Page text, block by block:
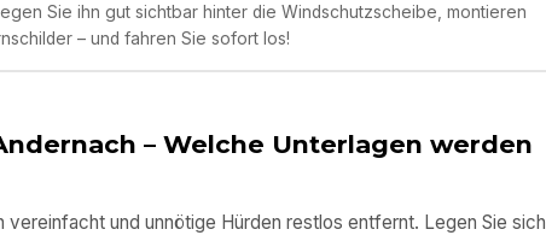
Sie ihn gut sichtbar hinter die Windschutzscheibe, montieren
– und fahren Sie sofort los!
– Welche Unterlagen werden
und unnötige Hürden restlos entfernt. Legen Sie sich